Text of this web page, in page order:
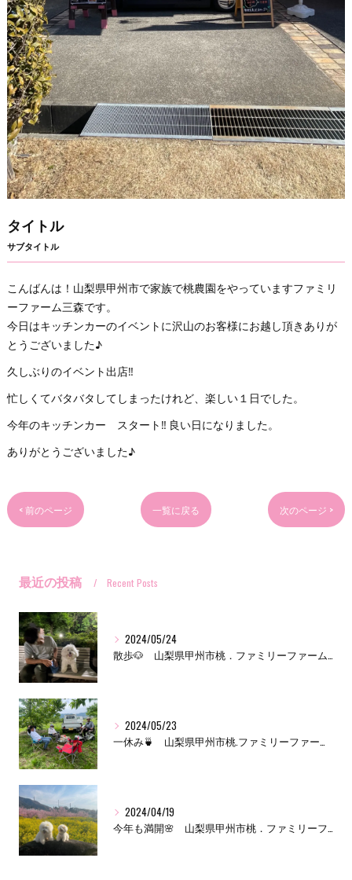
タイトル
サブタイトル
こんばんは！山梨県甲州市で家族で桃農園をやっていますファミリ
ーファーム三森です。
今日はキッチンカーのイベントに沢山のお客様にお越し頂きありが
とうございました♪
久しぶりのイベント出店‼️
忙しくてバタバタしてしまったけれど、楽しい１日でした。
今年のキッチンカー スタート‼️ 良い日になりました。
ありがとうございました♪
< 前のページ 一覧に戻る 次のページ >
最近の投稿 Recent Posts
2024/05/24
散歩🐶 山梨県甲州市桃．ファミリーファーム三森
2024/05/23
一休み🍵 山梨県甲州市桃.ファミリーファーム三森
2024/04/19
今年も満開🌸 山梨県甲州市桃．ファミリーファーム三森です。